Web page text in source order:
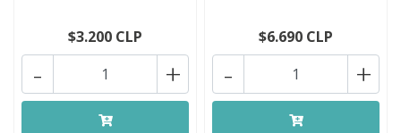
$3.200 CLP
+
-
$6.690 CLP
+
-